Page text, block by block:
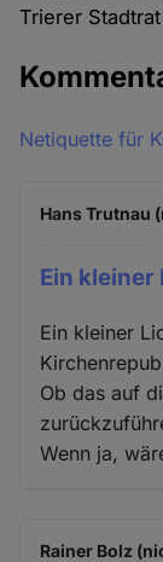
Trierer
Netiquette für
Hans Trutnau
Ein
Ein kleiner
Ob das auf
Wenn ja,
Rainer Bolz